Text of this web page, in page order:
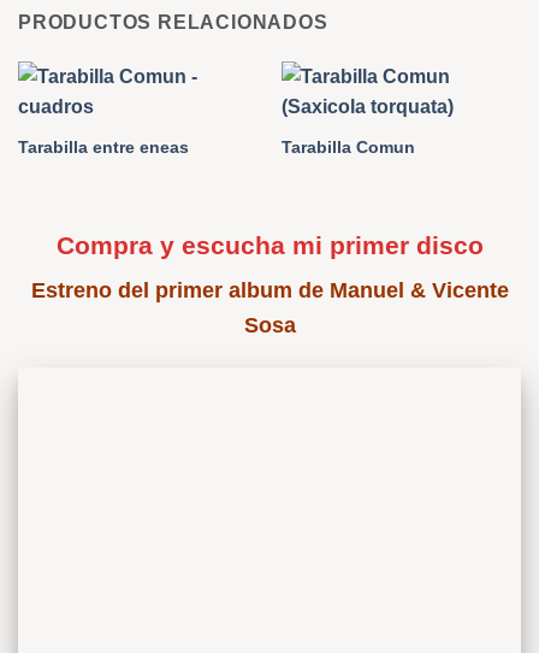
PRODUCTOS RELACIONADOS
Tarabilla entre eneas Tarabilla Comun
Compra y escucha mi primer disco
Estreno del primer album de Manuel & Vicente
Sosa